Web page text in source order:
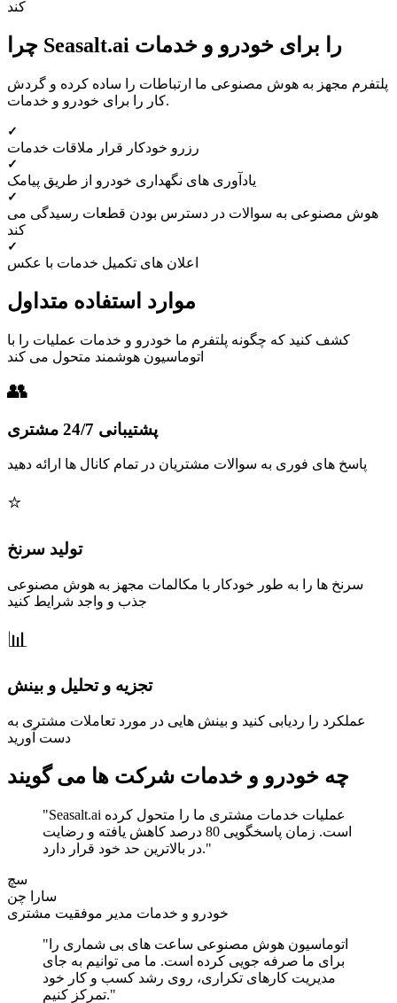
کند
چرا Seasalt.ai را برای خودرو و خدمات
پلتفرم مجهز به هوش مصنوعی ما ارتباطات را ساده کرده و گردش
کار را برای خودرو و خدمات.
رزرو خودکار قرار ملاقات خدمات
یادآوری های نگهداری خودرو از طریق پیامک
هوش مصنوعی به سوالات در دسترس بودن قطعات رسیدگی می
کند
اعلان های تکمیل خدمات با عکس
موارد استفاده متداول
کشف کنید که چگونه پلتفرم ما خودرو و خدمات عملیات را با
اتوماسیون هوشمند متحول می کند
پشتیبانی 24/7 مشتری
پاسخ های فوری به سوالات مشتریان در تمام کانال ها ارائه دهید
تولید سرنخ
سرنخ ها را به طور خودکار با مکالمات مجهز به هوش مصنوعی
جذب و واجد شرایط کنید
تجزیه و تحلیل و بینش
عملکرد را ردیابی کنید و بینش هایی در مورد تعاملات مشتری به
دست آورید
چه خودرو و خدمات شرکت ها می گویند
"Seasalt.ai عملیات خدمات مشتری ما را متحول کرده
است. زمان پاسخگویی 80 درصد کاهش یافته و رضایت
در بالاترین حد خود قرار دارد."
سچ
سارا چن
خودرو و خدمات مدیر موفقیت مشتری
"اتوماسیون هوش مصنوعی ساعت های بی شماری را
برای ما صرفه جویی کرده است. ما می توانیم به جای
مدیریت کارهای تکراری، روی رشد کسب و کار خود
تمرکز کنیم."